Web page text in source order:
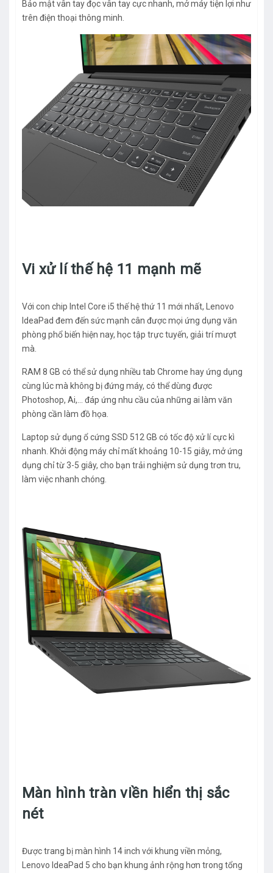
Bảo mật vân tay đọc vân tay cực nhanh, mở máy tiện lợi như
trên điện thoại thông minh.
Vi xử lí thế hệ 11 mạnh mẽ
Với con chip Intel Core i5 thế hệ thứ 11 mới nhất, Lenovo
IdeaPad đem đến sức mạnh cân được mọi ứng dụng văn
phòng phổ biến hiện nay, học tập trực tuyến, giải trí mượt
mà.
RAM 8 GB có thể sử dụng nhiều tab Chrome hay ứng dụng
cùng lúc mà không bị đứng máy, có thể dùng được
Photoshop, Ai,... đáp ứng nhu cầu của những ai làm văn
phòng cần làm đồ họa.
Laptop sử dụng ổ cứng SSD 512 GB có tốc độ xử lí cực kì
nhanh. Khởi động máy chỉ mất khoảng 10-15 giây, mở ứng
dụng chỉ từ 3-5 giây, cho bạn trải nghiệm sử dụng trơn tru,
làm việc nhanh chóng.
Màn hình tràn viền hiển thị sắc
nét
Được trang bị màn hình 14 inch với khung viền mỏng,
Lenovo IdeaPad 5 cho bạn khung ảnh rộng hơn trong tổng